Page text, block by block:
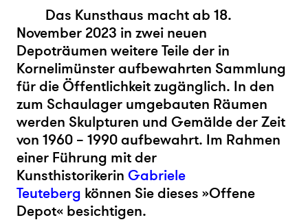
Das Kunsthaus macht ab 18.
November 2023 in zwei neuen
Depoträumen weitere Teile der in
Kornelimünster aufbewahrten Sammlung
für die Öffentlichkeit zugänglich. In den
zum Schaulager umgebauten Räumen
werden Skulpturen und Gemälde der Zeit
von 1960 – 1990 aufbewahrt. Im Rahmen
einer Führung mit der
Kunsthistorikerin Gabriele
Teuteberg können Sie dieses »Offene
Depot« besichtigen.